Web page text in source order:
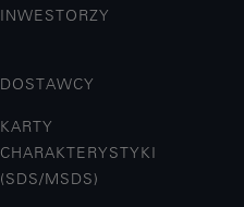
INWESTORZY
DOSTAWCY
KARTY
CHARAKTERYSTYKI
(SDS/MSDS)